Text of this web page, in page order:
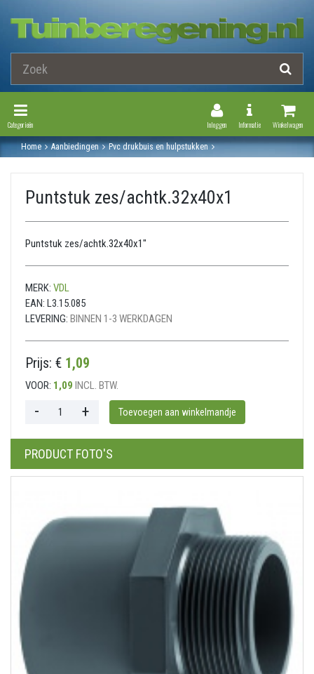
Winkelwagen
Toggle
Informatie
Inloggen
Toggle Navigation
Categorieën
Home Aanbiedingen
Pvc drukbuis en hulpstukken
Puntstuk zes/achtk.32x40x1
Puntstuk zes/achtk.32x40x1"
MERK: VDL
EAN: L3.15.085
LEVERING: BINNEN 1-3 WERKDAGEN
Prijs: € 1,09
VOOR: 1,09 INCL. BTW.
PRODUCT FOTO'S